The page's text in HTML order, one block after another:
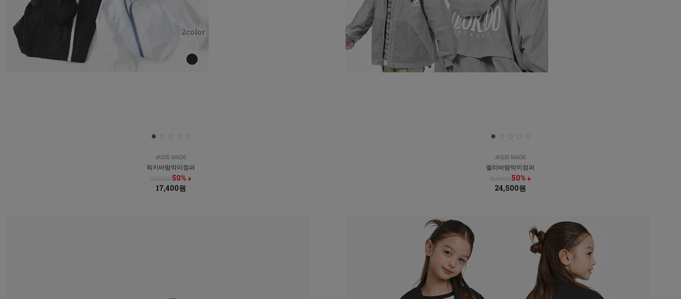
워키바람막이점퍼
34,800원 50% ↓
17,400원
엘리바람막이점퍼
48,900원 50% ↓
24,500원